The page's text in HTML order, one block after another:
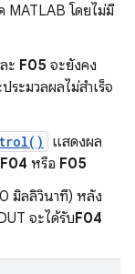
MATLAB โดยไม่มี
ะ F05 จะยังคง
ะมวลผลไม่สำเร็จ
แสดงผล
F04 หรือ F05
มิลลิวินาที) หลัง
จะได้รับF04